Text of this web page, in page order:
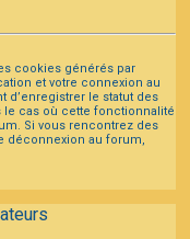
cookies générés par
et votre connexion au
le statut des
le cas où cette fonctionnalité
Si vous rencontrez des
déconnexion au forum,